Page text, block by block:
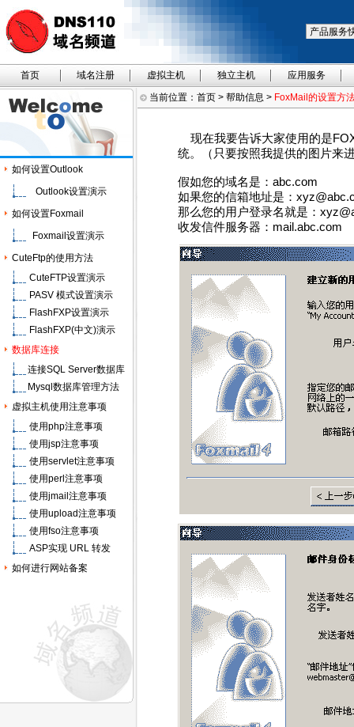
首页 域名注册 虚拟主机 独立主机 应用服务
如何设置Outlook
Outlook设置演示
如何设置Foxmail
Foxmail设置演示
CuteFtp的使用方法
CuteFTP设置演示
PASV 模式设置演示
FlashFXP设置演示
FlashFXP(中文)演示
数据库连接
连接SQL Server数据库
Mysql数据库管理方法
虚拟主机使用注意事项
使用php注意事项
使用jsp注意事项
使用servlet注意事项
使用perl注意事项
使用jmail注意事项
使用upload注意事项
使用fso注意事项
ASP实现 URL 转发
如何进行网站备案
当前位置： 首页 > 帮助信息 > FoxMail的设置方
现在我要告诉大家使用的是
统。
（只要按照我提供的图片来
假如您的域名是：abc.com
如果您的信箱地址是：xyz
那么您的用户登录名就是：
收发信件服务器： mail.abc.com